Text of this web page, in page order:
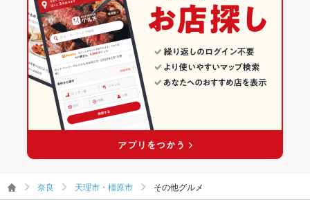
奈良 天理市・橿原市 その他グルメ